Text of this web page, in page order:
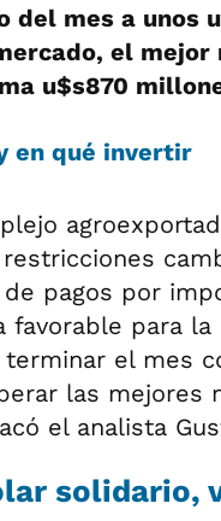
del mes a unos
el mejor
u$s870
en qué invertir
pagos por
favorable para
el mes
las mejores
el analista
solidario,